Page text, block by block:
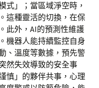
式」；當區域淨空時，
這種靈活的切換，在保
此外，AI的預測性維護
機器人能持續監控自身
、溫度等數據，預先警
然失效導致的安全事
慎」的夥伴共事，心理